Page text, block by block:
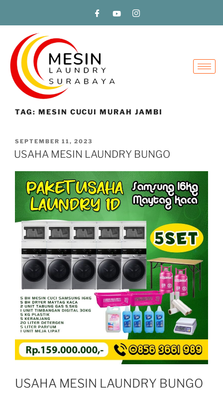
TAG: MESIN CUCUI MURAH JAMBI
SEPTEMBER 11, 2023
USAHA MESIN LAUNDRY BUNGO
USAHA MESIN LAUNDRY BUNGO